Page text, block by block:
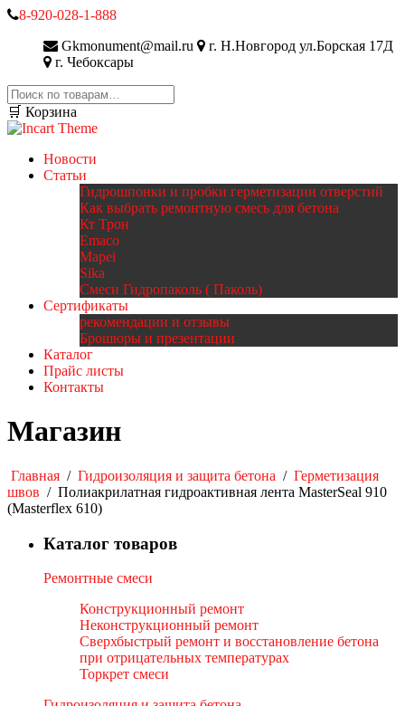
8-920-028-1-888
Gkmonument@mail.ru
г. Н.Новгород ул.Борская 17Д
г. Чебоксары
Искать:
🛒 Корзина
Новости
Статьи
Гидрошпонки и пробки герметизации отверстий
Как выбрать ремонтную смесь для бетона
Кт Трон
Emaco
Mapei
Sika
Смеси Гидропаколь ( Паколь)
Сертификаты
рекомендации и отзывы
Брошюры и презентации
Каталог
Прайс листы
Контакты
Магазин
Главная / Гидроизоляция и защита бетона / Герметизация
швов / Полиакрилатная гидроактивная лента MasterSeal 910
(Masterflex 610)
Каталог товаров
Ремонтные смеси
Конструкционный ремонт
Неконструкционный ремонт
Сверхбыстрый ремонт и восстановление бетона
при отрицательных температурах
Торкрет смеси